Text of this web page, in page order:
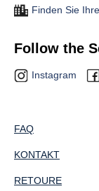
Finden Sie
Follow the
Instagram
FAQ
KONTAKT
RETOURE